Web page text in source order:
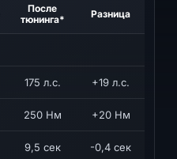
После
тюнинга*
Разница
175 л.с. +19 л.с.
250 Нм +20 Нм
9,5 сек -0,4 сек